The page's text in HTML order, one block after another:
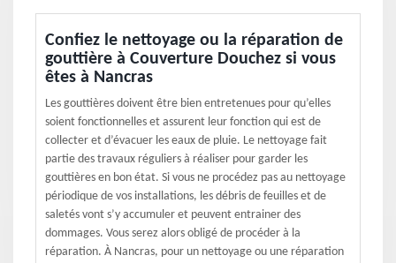
Confiez le nettoyage ou la réparation de
gouttière à Couverture Douchez si vous
êtes à Nancras
Les gouttières doivent être bien entretenues pour qu’elles
soient fonctionnelles et assurent leur fonction qui est de
collecter et d’évacuer les eaux de pluie. Le nettoyage fait
partie des travaux réguliers à réaliser pour garder les
gouttières en bon état. Si vous ne procédez pas au nettoyage
périodique de vos installations, les débris de feuilles et de
saletés vont s’y accumuler et peuvent entrainer des
dommages. Vous serez alors obligé de procéder à la
réparation. À Nancras, pour un nettoyage ou une réparation